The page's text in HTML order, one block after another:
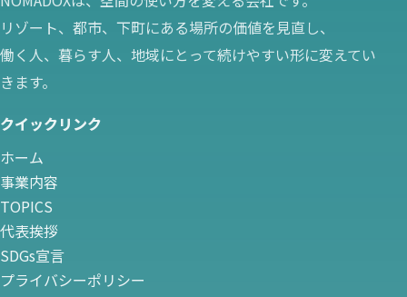
リゾート、都市、下町にある場所の価値を見直し、
働く人、暮らす人、地域にとって続けやすい形に変えてい
きます。
クイックリンク
ホーム
事業内容
TOPICS
代表挨拶
SDGs宣言
プライバシーポリシー